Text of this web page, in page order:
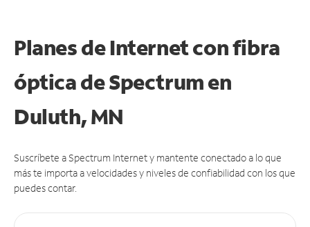
Planes de Internet con fibra
óptica de Spectrum en
Duluth, MN
Suscríbete a Spectrum Internet y mantente conectado a lo que
más te importa a velocidades y niveles de confiabilidad con los que
puedes contar.